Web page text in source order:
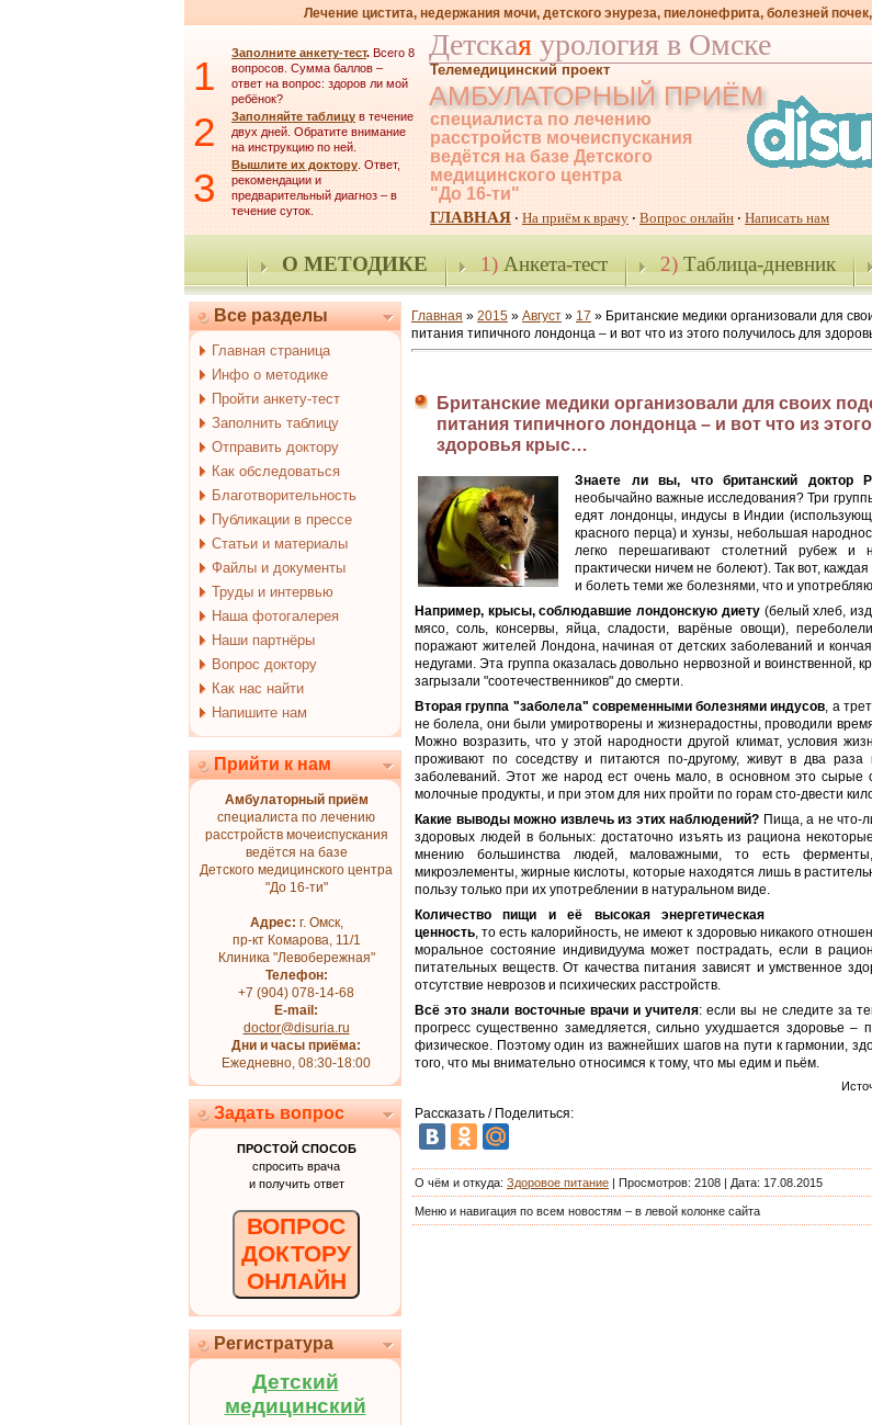
Лечение цистита, недержания мочи, детского энуреза, пиелонефрита, болезней
1 Заполните анкету-тест. Всего 8
вопросов. Сумма баллов –
ответ на вопрос: здоров ли мой
ребёнок?
2 Заполняйте таблицу в течение
двух дней. Обратите внимание
на инструкцию по ней.
3 Вышлите их доктору. Ответ,
рекомендации и
предварительный диагноз – в
течение суток.
Детская урология в Омске
Телемедицинский проект
АМБУЛАТОРНЫЙ ПРИЁМ
специалиста по лечению
расстройств мочеиспускания
ведётся на базе Детского
медицинского центра
"До 16-ти"
ГЛАВНАЯ · На приём к врачу · Вопрос онлайн · Написать нам
О МЕТОДИКЕ 1)Анкета-тест 2)Таблица-дневник
Все разделы
Главная страница
Инфо о методике
Пройти анкету-тест
Заполнить таблицу
Отправить доктору
Как обследоваться
Благотворительность
Публикации в прессе
Статьи и материалы
Файлы и документы
Труды и интервью
Наша фотогалерея
Наши партнёры
Вопрос доктору
Как нас найти
Напишите нам
Прийти к нам
Амбулаторный приём
специалиста по лечению
расстройств мочеиспускания
ведётся на базе
Детского медицинского центра
"До 16-ти"
Адрес: г. Омск,
пр-кт Комарова, 11/1
Клиника "Левобережная"
Телефон:
+7 (904) 078-14-68
E-mail:
doctor@disuria.ru
Дни и часы приёма:
Ежедневно, 08:30-18:00
Задать вопрос
ПРОСТОЙ СПОСОБ
спросить врача
и получить ответ
ВОПРОС
ДОКТОРУ
ОНЛАЙН
Регистратура
Детский
медицинский
Главная » 2015 » Август » 17 » Британские медики организовали для
питания типичного лондонца – и вот что из этого получилось для
Британские медики организовали для своих
питания типичного лондонца – и вот что из
здоровья крыс…
Знаете ли вы, что британский доктор
необычайно важные исследования? Три
едят лондонцы, индусы в Индии
красного перца) и хунзы, небольшая
легко перешагивают столетний рубеж и
практически ничем не болеют). Так вот,
и болеть теми же болезнями, что и
Например, крысы, соблюдавшие лондонскую диету(белый хлеб,
мясо, соль, консервы, яйца, сладости, варёные овощи),
поражают жителей Лондона, начиная от детских заболеваний и
недугами. Эта группа оказалась довольно нервозной и воинственной,
загрызали "соотечественников" до смерти.
Вторая группа "заболела" современными болезнями индусов, а
не болела, они были умиротворены и жизнерадостны, проводили
Можно возразить, что у этой народности другой климат, условия
проживают по соседству и питаются по-другому, живут в два
заболеваний. Этот же народ ест очень мало, в основном это
молочные продукты, и при этом для них пройти по горам сто-двести
Какие выводы можно извлечь из этих наблюдений? Пища, а не что-
здоровых людей в больных: достаточно изъять из рациона
мнению большинства людей, маловажными, то есть
микроэлементы, жирные кислоты, которые находятся лишь в
пользу только при их употреблении в натуральном виде.
Количество пищи и её высокая энергетическая
ценность, то есть калорийность, не имеют к здоровью никакого
моральное состояние индивидуума может пострадать, если в
питательных веществ. От качества питания зависят и умственное
отсутствие неврозов и психических расстройств.
Всё это знали восточные врачи и учителя: если вы не следите за
прогресс существенно замедляется, сильно ухудшается здоровье –
физическое. Поэтому один из важнейших шагов на пути к гармонии,
того, что мы внимательно относимся к тому, что мы едим и пьём.
Рассказать / Поделиться:
О чём и откуда: Здоровое питание | Просмотров: 2108 | Дата: 17.08.2015
Меню и навигация по всем новостям – в левой колонке сайта